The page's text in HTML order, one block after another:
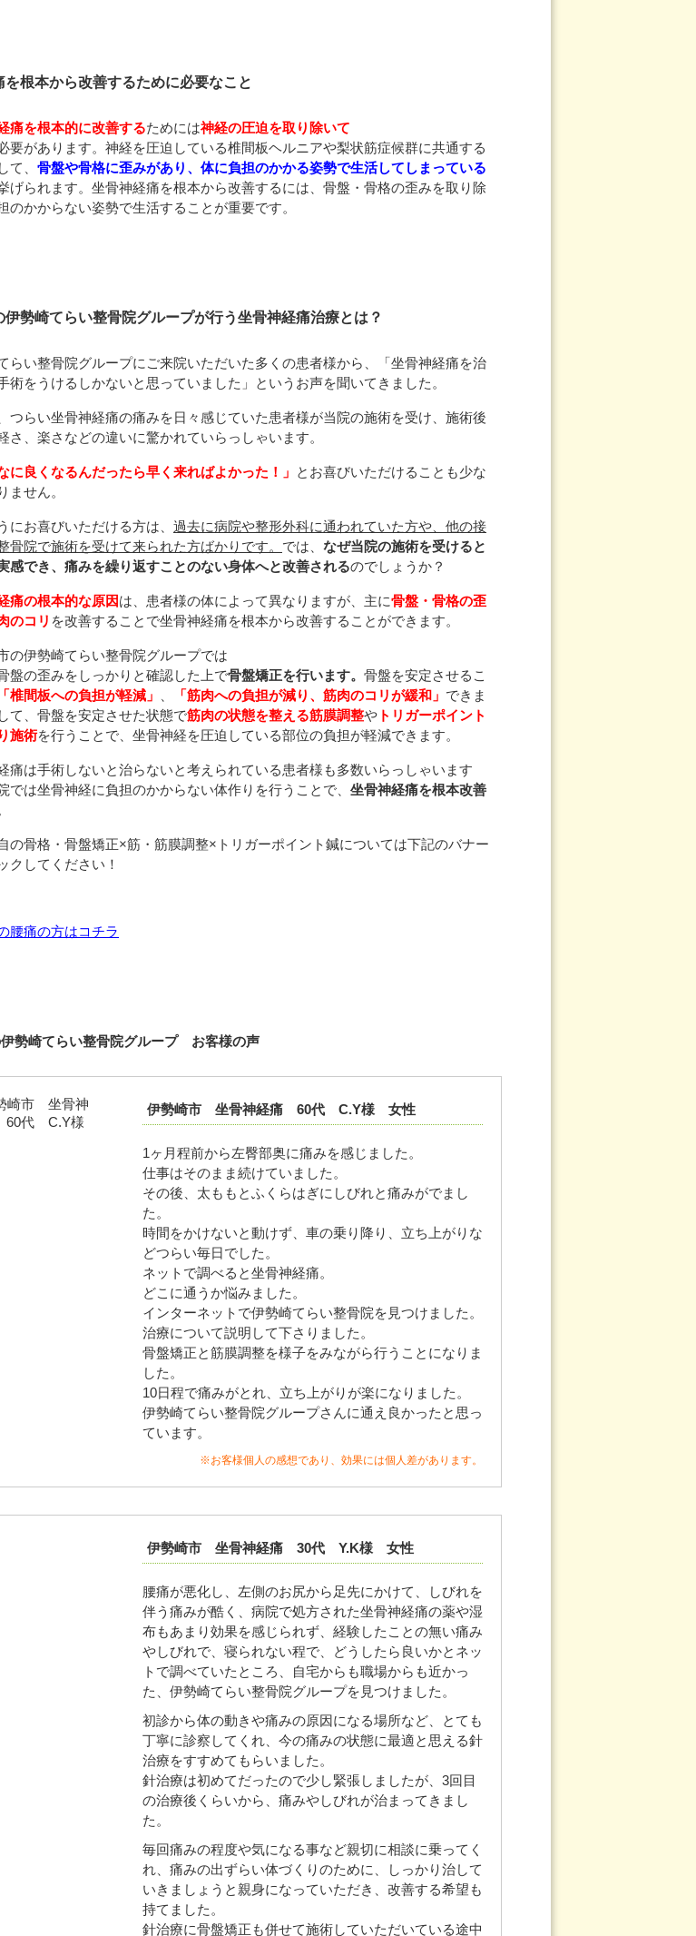
を根本から改善するために必要なこと
痛を根本的に改善するためには神経の圧迫を取り除いて
要があります。神経を圧迫している椎間板ヘルニアや梨状筋症候群に共通する
て、 骨盤や骨格に歪みがあり、体に負担のかかる姿勢で生活してしまっている
げられます。坐骨神経痛を根本から改善するには、骨盤・骨格の歪みを取り除
のかからない姿勢で生活することが重要です。
伊勢崎てらい整骨院グループが行う坐骨神経痛治療とは？
らい整骨院グループにご来院いただいた多くの患者様から、「坐骨神経痛を治
術をうけるしかないと思っていました」というお声を聞いてきました。
つらい坐骨神経痛の痛みを日々感じていた患者様が当院の施術を受け、施術後
さ、楽さなどの違いに驚かれていらっしゃいます。
に良くなるんだったら早く来ればよかった！」 とお喜びいただけることも少な
ません。
にお喜びいただける方は、 過去に病院や整形外科に通われていた方や、他の接
骨院で施術を受けて来られた方ばかりです。 では、 なぜ当院の施術を受けると
感でき、痛みを繰り返すことのない身体へと改善されるのでしょうか？
痛の根本的な原因は、患者様の体によって異なりますが、主に骨盤・骨格の歪
のコリ を改善することで坐骨神経痛を根本から改善することができます。
の伊勢崎てらい整骨院グループでは
盤の歪みをしっかりと確認した上で骨盤矯正を行います。 骨盤を安定させるこ
「椎間板への負担が軽減」 「筋肉への負担が減り、筋肉のコリが緩和」 できま
て、骨盤を安定させた状態で筋肉の状態を整える筋膜調整や トリガーポイント
施術を行うことで、坐骨神経を圧迫している部位の負担が軽減できます。
痛は手術しないと治らないと考えられている患者様も多数いらっしゃいます
では坐骨神経に負担のかからない体作りを行うことで、 坐骨神経痛を根本改善
の骨格・骨盤矯正×筋・筋膜調整×トリガーポイント鍼については下記のバナー
クしてください！
腰痛の方はコチラ
勢崎てらい整骨院グループ お客様の声
伊勢崎市 坐骨神経痛 60代 C.Y様 女性
1ヶ月程前から左臀部奥に痛みを感じました。
仕事はそのまま続けていました。
その後、太ももとふくらはぎにしびれと痛みがでまし
た。
時間をかけないと動けず、車の乗り降り、立ち上がりな
どつらい毎日でした。
ネットで調べると坐骨神経痛。
どこに通うか悩みました。
インターネットで伊勢崎てらい整骨院を見つけました。
治療について説明して下さりました。
骨盤矯正と筋膜調整を様子をみながら行うことになりま
した。
10日程で痛みがとれ、立ち上がりが楽になりました。
伊勢崎てらい整骨院グループさんに通え良かったと思っ
ています。
※お客様個人の感想であり、効果には個人差があります。
伊勢崎市 坐骨神経痛 30代 Y.K様 女性
腰痛が悪化し、左側のお尻から足先にかけて、しびれを
伴う痛みが酷く、病院で処方された坐骨神経痛の薬や湿
布もあまり効果を感じられず、経験したことの無い痛み
やしびれで、寝られない程で、どうしたら良いかとネッ
トで調べていたところ、自宅からも職場からも近かっ
た、伊勢崎てらい整骨院グループを見つけました。
初診から体の動きや痛みの原因になる場所など、とても
丁寧に診察してくれ、今の痛みの状態に最適と思える針
治療をすすめてもらいました。
針治療は初めてだったので少し緊張しましたが、3回目
の治療後くらいから、痛みやしびれが治まってきまし
た。
毎回痛みの程度や気になる事など親切に相談に乗ってく
れ、痛みの出ずらい体づくりのために、しっかり治して
いきましょうと親身になっていただき、改善する希望も
持てました。
針治療に骨盤矯正も併せて施術していただいている途中